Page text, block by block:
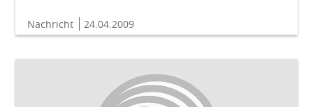
Nachricht 24.04.2009